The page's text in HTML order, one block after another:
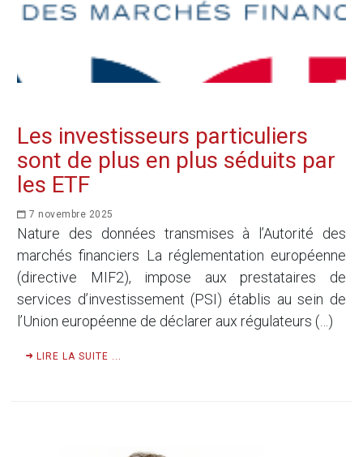
Les investisseurs particuliers
sont de plus en plus séduits par
les ETF
7 novembre 2025
Nature des données transmises à l’Autorité des
marchés financiers La réglementation européenne
(directive MIF2), impose aux prestataires de
services d’investissement (PSI) établis au sein de
l’Union européenne de déclarer aux régulateurs (…)
LIRE LA SUITE ...